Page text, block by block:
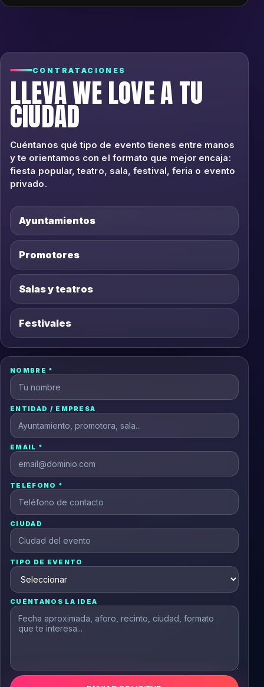
CONTRATACIONES
LLEVA WE LOVE A TU
CIUDAD
Cuéntanos qué tipo de evento tienes entre manos
y te orientamos con el formato que mejor encaja:
fiesta popular, teatro, sala, festival, feria o evento
privado.
Ayuntamientos
Promotores
Salas y teatros
Festivales
NOMBRE *
ENTIDAD / EMPRESA
EMAIL *
TELÉFONO *
CIUDAD
TIPO DE EVENTO
CUÉNTANOS LA IDEA